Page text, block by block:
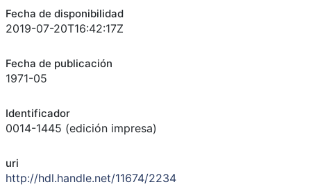
Fecha de disponibilidad
2019-07-20T16:42:17Z
Fecha de publicación
1971-05
Identificador
0014-1445 (edición impresa)
uri
http://hdl.handle.net/11674/2234